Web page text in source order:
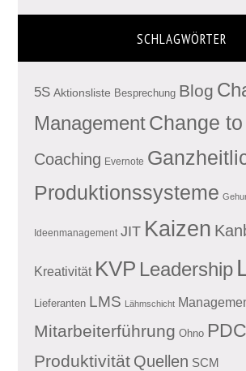
SCHLAGWÖRTER
5S Aktionsliste Besprechung Blog
ManagementChange
Coaching Evernote
Produktionssysteme
Ideenmanagement JIT Kaizen
Kreativität KVP Leadership
Lieferanten LMS Lähmschicht
Mitarbeiterführung Ohno
Produktivität Quellen SCM